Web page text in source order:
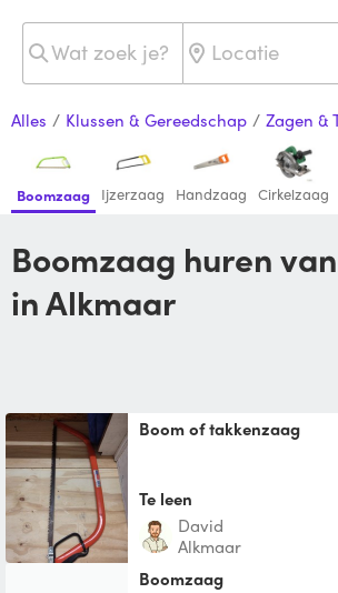
Alles / Klussen & Gereedschap / Zagen &
Boomzaag Ijzerzaag Handzaag Cirkelzaag
Boomzaag huren van je buren
in Alkmaar
Boom of takkenzaag
Te leen
David
Alkmaar
Boomzaag